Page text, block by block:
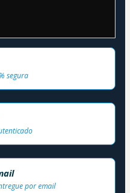
segura
por email